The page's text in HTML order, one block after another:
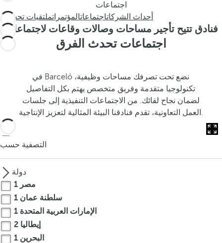
t
h
e
n
d
m
o
v
e
s
f
o
c
اجتماعات
أحداث الشركاتاجتماعاتالمؤتمراتملتقيات تحفيزية
فنادق تتيح تأجير مساحات وصالات وقاعات لاجتماعات
اجتماعات تحدث الفرق
في Barceló نضع تحت تصرفك مساحات وظيفية،
تكنولوجيا متقدمة وفريق متخصص يهتم بكل التفاصيل
لضمان نجاح لقائك. من الاجتماعات التنفيذية إلى جلسات
العمل التعاونية، تقدم فنادقنا البيئة المثالية لتعزيز الإنتاجية.
التصفية حسب
دولة
مصر 1
سلطنة عمان 1
الإمارات العربية المتحدة 1
إيطاليا 2
البحرين 1